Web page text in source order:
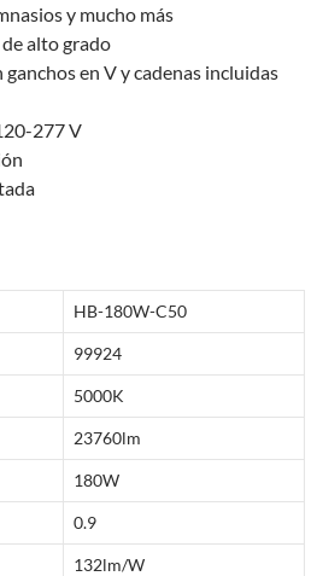
y mucho más
alto grado
en V y cadenas incluidas
277 V
HB-180W-C50
99924
5000K
23760lm
180W
0.9
132lm/W